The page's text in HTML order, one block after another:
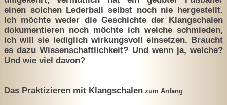
einen solchen Lederball selbst noch nie hergestellt.
Ich möchte weder die Geschichte der Klangschalen
dokumentieren noch möchte ich welche schmieden,
ich will sie lediglich wirkungsvoll einsetzen. Braucht
es dazu Wissenschaftlichkeit? Und wenn ja, welche?
Und wie viel davon?
Das Praktizieren mit Klangschalen zum Anfang